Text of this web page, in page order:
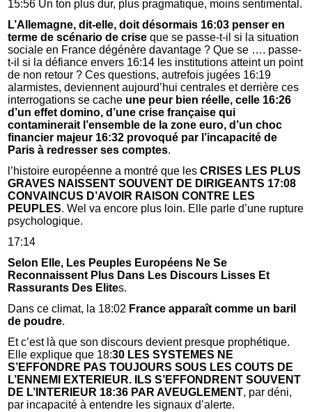
15:56 Un ton plus dur, plus pragmatique, moins sentimental.
L’Allemagne, dit-elle, doit désormais 16:03 penser en
terme de scénario de crise que se passe-t-il si la situation
sociale en France dégénère davantage ? Que se …. passe-
t-il si la défiance envers 16:14 les institutions atteint un point
de non retour ? Ces questions, autrefois jugées 16:19
alarmistes, deviennent aujourd’hui centrales et derrière ces
interrogations se cache une peur bien réelle, celle 16:26
d’un effet domino, d’une crise française qui
contaminerait l’ensemble de la zone euro, d’un choc
financier majeur 16:32 provoqué par l’incapacité de
Paris à redresser ses comptes.
l’histoire européenne a montré que lesCRISES LES PLUS
GRAVES NAISSENT SOUVENT DE DIRIGEANTS 17:08
CONVAINCUS D’AVOIR RAISON CONTRE LES
PEUPLES. Wel va encore plus loin. Elle parle d’une rupture
psychologique.
17:14
Selon Elle, Les Peuples Européens Ne Se
Reconnaissent Plus Dans Les Discours Lisses Et
Rassurants Des Elites.
Dans ce climat, la 18:02 France apparaît comme un baril
de poudre.
Et c’est là que son discours devient presque prophétique.
Elle explique que 18:30 LES SYSTEMES NE
S’EFFONDRE PAS TOUJOURS SOUS LES COUTS DE
L’ENNEMI EXTERIEUR. ILS S’EFFONDRENT SOUVENT
DE L’INTERIEUR 18:36 PAR AVEUGLEMENT, par déni,
par incapacité à entendre les signaux d’alerte.